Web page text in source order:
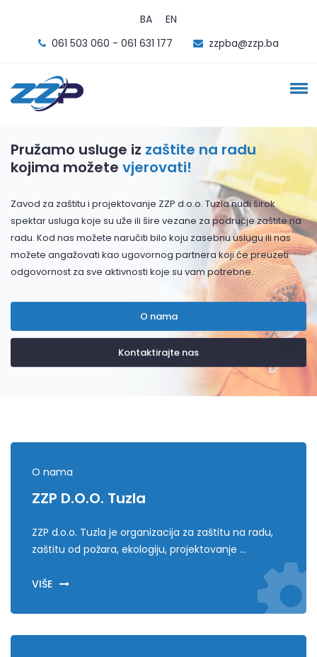
BA
EN
061 503 060 - 061 631 177
zzpba@zzp.ba
Pružamo usluge iz zaštite na radu
kojima možete vjerovati!
Zavod za zaštitu i projektovanje ZZP d.o.o. Tuzla nudi širok
spektar usluga koje su uže ili šire vezane za područje zaštite na
radu. Kod nas možete naručiti bilo koju zasebnu uslugu ili nas
možete angažovati kao ugovornog partnera koji će preuzeti
odgovornost za sve aktivnosti koje su vam potrebne.
O nama
Kontaktirajte nas
O nama
ZZP D.o.o. Tuzla
ZZP d.o.o. Tuzla je organizacija za zaštitu na radu,
zaštitu od požara, ekologiju, projektovanje ...
VIŠE